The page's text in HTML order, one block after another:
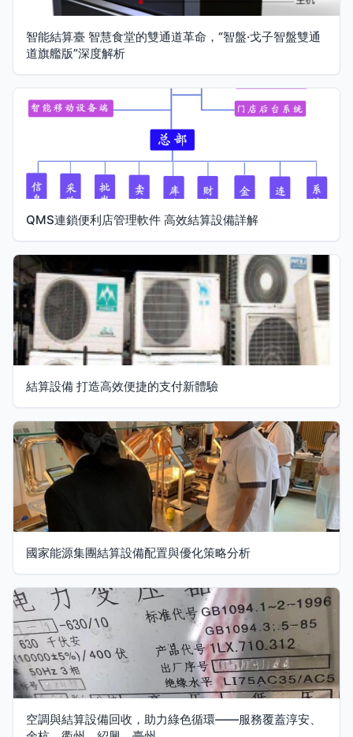
智能結算臺 智慧食堂的雙通道革命，“智盤·戈子智盤雙通
道旗艦版”深度解析
QMS連鎖便利店管理軟件 高效結算設備詳解
結算設備 打造高效便捷的支付新體驗
國家能源集團結算設備配置與優化策略分析
空調與結算設備回收，助力綠色循環——服務覆蓋淳安、